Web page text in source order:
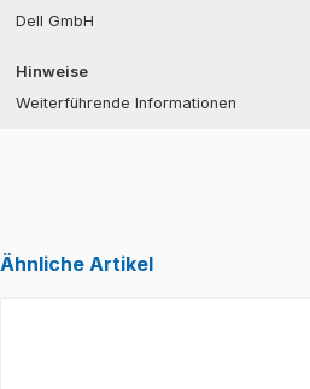
Dell GmbH
Hinweise
Weiterführende Informationen
Ähnliche Artikel